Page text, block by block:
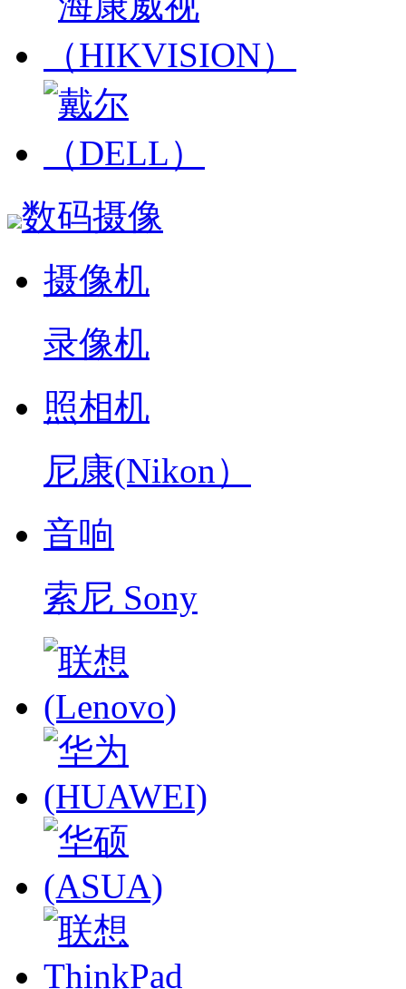
数码摄像
摄像机
录像机
照相机
尼康(Nikon）
音响
索尼 Sony